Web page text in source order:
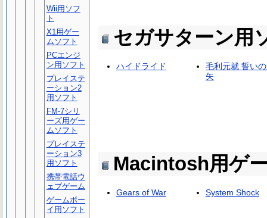
セガサターン用
ハイドライド
毛利元就 誓い
矢
Macintosh用ゲ
Gears of War System Shock
Wii用ソフ
ト
X1用ゲー
ムソフト
PCエンジ
ン用ソフト
プレイステ
ーション2
用ソフト
FM-7シリ
ーズ用ゲー
ムソフト
プレイステ
ーション3
用ソフト
携帯電話ウ
ェブゲーム
ゲームボー
イ用ソフト